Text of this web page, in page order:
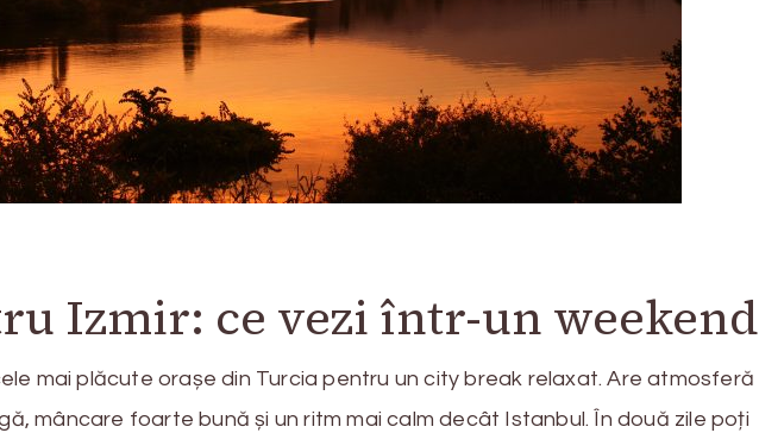
Izmir: ce vezi într-un weekend
mai plăcute orașe din Turcia pentru un city break relaxat. Are atmosferă
mâncare foarte bună și un ritm mai calm decât Istanbul. În două zile poți